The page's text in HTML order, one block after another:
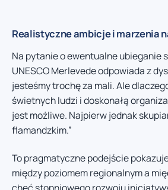
Realistyczne ambicje i marzenia
Na pytanie o ewentualne ubieganie
UNESCO Merlevede odpowiada z
jesteśmy trochę za mali. Ale
świetnych ludzi i doskonałą
jest możliwe. Najpierw jednak
flamandzkim.”
To pragmatyczne podejście
między poziomem regionalnym a